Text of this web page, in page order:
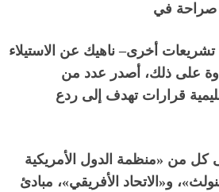
في
تشريعات أخرى– ناهيك عن الاستيلاء
على ذلك، أصدر عدد من
قرارات تهدف إلى ردع
كل من «منظمة الدول الأمريكية
»، و« الاتحاد الأفريقي»، مبادئ